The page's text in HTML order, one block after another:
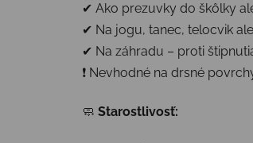
✔ Ako prezuvky do škôlky
✔ Na jogu, tanec, telocvik
✔ Na záhradu – proti
❗ Nevhodné na drsné
🧼 Starostlivosť: